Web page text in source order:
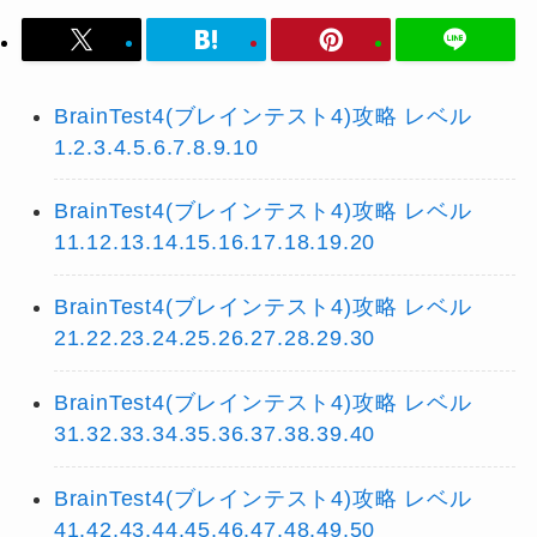
BrainTest4(ブレインテスト4)攻略 レベル
1.2.3.4.5.6.7.8.9.10
BrainTest4(ブレインテスト4)攻略 レベル
11.12.13.14.15.16.17.18.19.20
BrainTest4(ブレインテスト4)攻略 レベル
21.22.23.24.25.26.27.28.29.30
BrainTest4(ブレインテスト4)攻略 レベル
31.32.33.34.35.36.37.38.39.40
BrainTest4(ブレインテスト4)攻略 レベル
41.42.43.44.45.46.47.48.49.50